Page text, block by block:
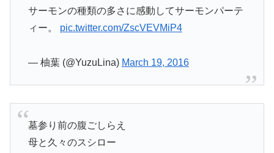
サーモンの種類の多さに感動してサーモンパーテ
ィー。 pic.twitter.com/ZscVEVMiP4
— 柚葉 (@YuzuLina) March 19, 2016
墓参り前の腹ごしらえ
母と久々のスシロー